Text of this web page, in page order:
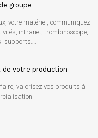
groupe
votre matériel, communiquez
intranet, trombinoscope,
supports….
de votre production
valorisez vos produits à